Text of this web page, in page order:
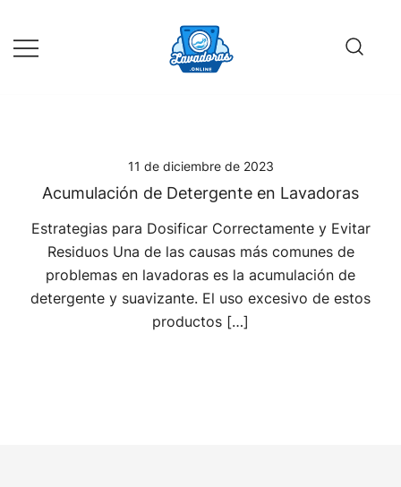
contenido
11 de diciembre de 2023
Acumulación de Detergente en Lavadoras
Estrategias para Dosificar Correctamente y Evitar
Residuos Una de las causas más comunes de
problemas en lavadoras es la acumulación de
detergente y suavizante. El uso excesivo de estos
productos […]